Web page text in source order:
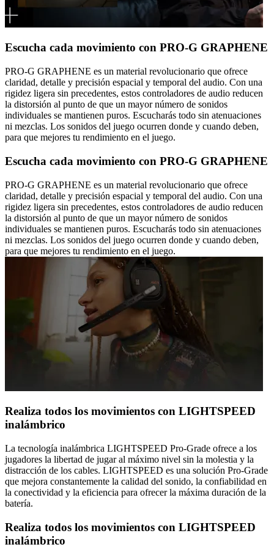
Escucha cada movimiento con PRO-G GRAPHENE
PRO-G GRAPHENE es un material revolucionario que ofrece
claridad, detalle y precisión espacial y temporal del audio. Con una
rigidez ligera sin precedentes, estos controladores de audio reducen
la distorsión al punto de que un mayor número de sonidos
individuales se mantienen puros. Escucharás todo sin atenuaciones
ni mezclas. Los sonidos del juego ocurren donde y cuando deben,
para que mejores tu rendimiento en el juego.
Escucha cada movimiento con PRO-G GRAPHENE
PRO-G GRAPHENE es un material revolucionario que ofrece
claridad, detalle y precisión espacial y temporal del audio. Con una
rigidez ligera sin precedentes, estos controladores de audio reducen
la distorsión al punto de que un mayor número de sonidos
individuales se mantienen puros. Escucharás todo sin atenuaciones
ni mezclas. Los sonidos del juego ocurren donde y cuando deben,
para que mejores tu rendimiento en el juego.
Realiza todos los movimientos con LIGHTSPEED
inalámbrico
La tecnología inalámbrica LIGHTSPEED Pro-Grade ofrece a los
jugadores la libertad de jugar al máximo nivel sin la molestia y la
distracción de los cables. LIGHTSPEED es una solución Pro-Grade
que mejora constantemente la calidad del sonido, la confiabilidad en
la conectividad y la eficiencia para ofrecer la máxima duración de la
batería.
Realiza todos los movimientos con LIGHTSPEED
inalámbrico